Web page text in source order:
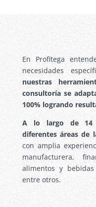
En Profitega
necesidades
nuestras
consultoría se
100% logrando
A lo largo de 14
diferentes áreas de
con amplia
manufacturera,
alimentos y
entre otros.